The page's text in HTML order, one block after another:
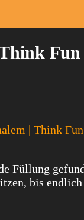
Fun
| Think
Füllung
bis endlich